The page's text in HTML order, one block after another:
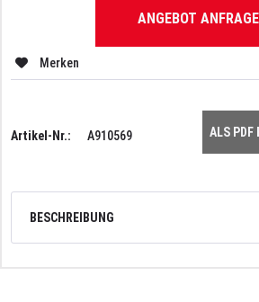
ANGEBOT
Merken
Artikel-Nr.: A910569 ALS PDF
BESCHREIBUNG